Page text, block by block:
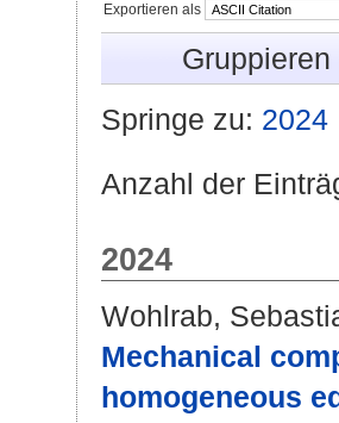
Exportieren als
Springe zu: 2024
Anzahl der
2024
Wohlrab,
Mechanical
homogeneous